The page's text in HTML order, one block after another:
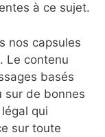
à ce sujet.
nos capsules
Le contenu
basés
sur de bonnes
qui
sur toute